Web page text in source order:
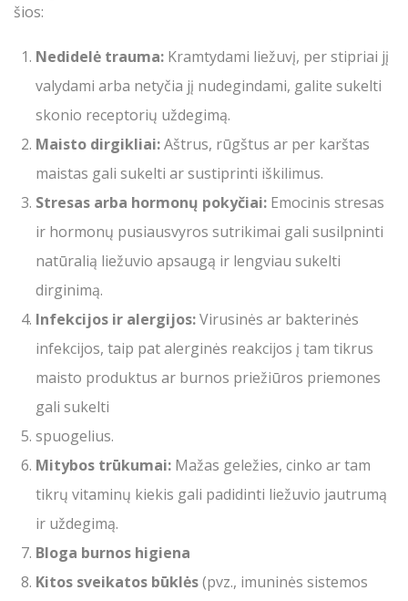
šios:
Nedidelė trauma: Kramtydami liežuvį, per stipriai jį
valydami arba netyčia jį nudegindami, galite sukelti
skonio receptorių uždegimą.
Maisto dirgikliai:Aštrus, rūgštus ar per karštas
maistas gali sukelti ar sustiprinti iškilimus.
Stresas arba hormonų pokyčiai: Emocinis stresas
ir hormonų pusiausvyros sutrikimai gali susilpninti
natūralią liežuvio apsaugą ir lengviau sukelti
dirginimą.
Infekcijos ir alergijos:Virusinės ar bakterinės
infekcijos, taip pat alerginės reakcijos į tam tikrus
maisto produktus ar burnos priežiūros priemones
gali sukelti
spuogelius.
Mitybos trūkumai: Mažas geležies, cinko ar tam
tikrų vitaminų kiekis gali padidinti liežuvio jautrumą
ir uždegimą.
Bloga burnos higiena
Kitos sveikatos būklės(pvz., imuninės sistemos